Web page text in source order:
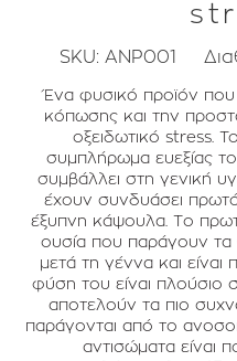
SKU: ANP001
Ένα φυσικό προϊόν που
κόπωσης και την
οξειδωτικό stress.
συμπλήρωμα ευεξίας
συμβάλλει στη γενική
έχουν συνδυάσει
έξυπνη κάψουλα. Το
ουσία που παράγουν τα
μετά τη γέννα και
φύση του είναι πλούσιο
αποτελούν τα πιο
παράγονται από το
αντισώματα είναι